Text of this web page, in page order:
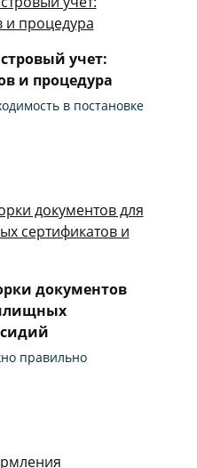
учет:
и процедура
в постановке
документов
правильно